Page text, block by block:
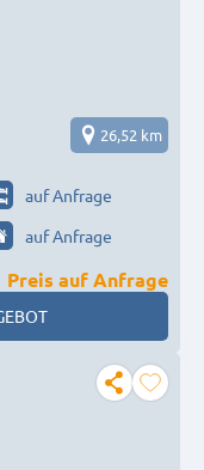
26,52 km
auf Anfrage
auf Anfrage
Preis auf Anfrage